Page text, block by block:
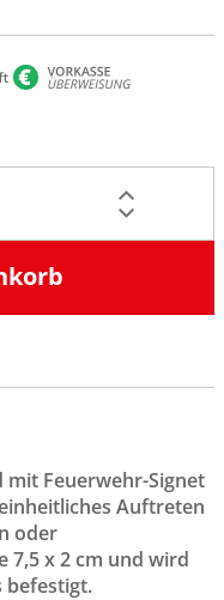
mit Feuerwehr-Signet
Auftreten
oder
7,5 x 2 cm und wird
befestigt.